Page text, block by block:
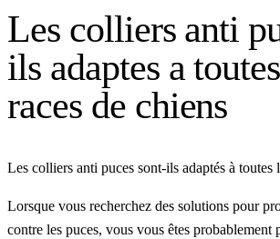
Les colliers anti
ils adaptes a
races de chiens
Les colliers anti puces sont-ils adaptés à toutes
Lorsque vous recherchez des solutions pour
contre les puces, vous vous êtes probablement